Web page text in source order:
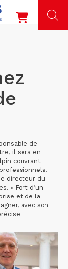
de
il sera en
couvrant
directeur du
« Fort d’un
et de la
avec son